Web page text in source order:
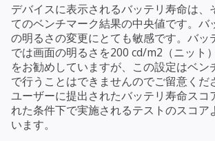
デバイスに表示されるバッテリ寿命は、
てのベンチマーク結果の中央値です。バ
の明るさの変更にとても敏感です。バッ
では画面の明るさを200 cd/m2（ニット
をお勧めしていますが、この設定はベン
で行うことはできませんのでご留意くだ
ユーザーに提出されたバッテリ寿命スコ
れた条件下で実施されるテストのスコア
います。